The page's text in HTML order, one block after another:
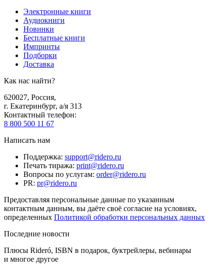
Электронные книги
Аудиокниги
Новинки
Бесплатные книги
Импринты
Подборки
Доставка
Как нас найти?
620027, Россия,
г. Екатеринбург, а/я 313
Контактный телефон:
8 800 500 11 67
Написать нам
Поддержка: support@ridero.ru
Печать тиража: print@ridero.ru
Вопросы по услугам: order@ridero.ru
PR: pr@ridero.ru
Предоставляя персональные данные по указанным
контактным данным, вы даёте своё согласие на условиях,
определенных Политикой обработки персональных данных
Последние новости
Плюсы Rideró, ISBN в подарок, буктрейлеры, вебинары
и многое другое